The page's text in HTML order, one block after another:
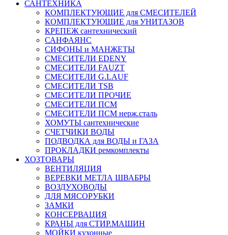
САНТЕХНИКА
КОМПЛЕКТУЮЩИЕ для СМЕСИТЕЛЕЙ
КОМПЛЕКТУЮЩИЕ для УНИТАЗОВ
КРЕПЕЖ сантехнический
САНФАЯНС
СИФОНЫ и МАНЖЕТЫ
СМЕСИТЕЛИ EDENY
СМЕСИТЕЛИ FAUZT
СМЕСИТЕЛИ G.LAUF
СМЕСИТЕЛИ TSB
СМЕСИТЕЛИ ПРОЧИЕ
СМЕСИТЕЛИ ПСМ
СМЕСИТЕЛИ ПСМ нерж.сталь
ХОМУТЫ сантехнические
СЧЕТЧИКИ ВОДЫ
ПОДВОДКА для ВОДЫ и ГАЗА
ПРОКЛАДКИ ремкомплекты
ХОЗТОВАРЫ
ВЕНТИЛЯЦИЯ
ВЕРЕВКИ МЕТЛА ШВАБРЫ
ВОЗДУХОВОДЫ
ДЛЯ МЯСОРУБКИ
ЗАМКИ
КОНСЕРВАЦИЯ
КРАНЫ для СТИР.МАШИН
МОЙКИ кухонные